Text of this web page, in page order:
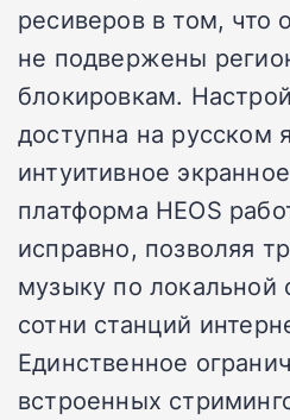
ресиверов в том, что
не подвержены
блокировкам.
доступна на русском
интуитивное
платформа HEOS
исправно, позволяя
музыку по локальной
сотни станций
Единственное
встроенных